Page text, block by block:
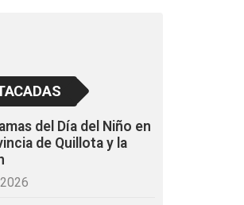
del Día del Niño en
de Quillota y la